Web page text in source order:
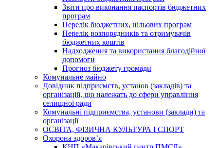
Звіти про виконання паспортів бюджетних
програм
Перелік бюджетних, цільових програм
Перелік розпорядників та отримувачів
бюджетних коштів
Надходження та використання благодійної
допомоги
Прогноз бюджету громади
Комунальне майно
Довідник підприємств, установ (закладів) та
організацій, що належать до сфери управління
селищної ради
Комунальні підприємства, установи (заклади) та
організації
ОСВІТА, ФІЗИЧНА КУЛЬТУРА І СПОРТ
Охорона здоров’я